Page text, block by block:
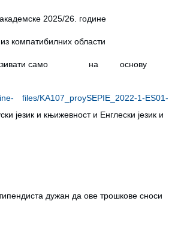
2025/26. године
компатибилних области
може доказивати само на основу
files/KA107_proySEPIE_2022-1-ES01-
језик и књижевност и Енглески језик и
дужан да ове трошкове сноси